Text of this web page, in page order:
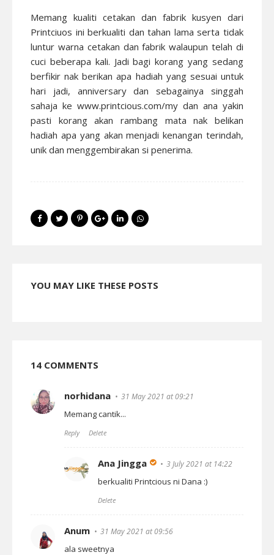
Memang kualiti cetakan dan fabrik kusyen dari
Printciuos ini berkualiti dan tahan lama serta tidak
luntur warna cetakan dan fabrik walaupun telah di
cuci beberapa kali. Jadi bagi korang yang sedang
berfikir nak berikan apa hadiah yang sesuai untuk
hari jadi, anniversary dan sebagainya singgah
sahaja ke www.printcious.com/my dan ana yakin
pasti korang akan rambang mata nak belikan
hadiah apa yang akan menjadi kenangan terindah,
unik dan menggembirakan si penerima.
YOU MAY LIKE THESE POSTS
14 COMMENTS
norhidana 31 May 2021 at 09:21
Memang cantik...
Reply Delete
Ana Jingga 3 July 2021 at 14:22
berkualiti Printcious ni Dana :)
Delete
Anum 31 May 2021 at 09:56
ala sweetnya